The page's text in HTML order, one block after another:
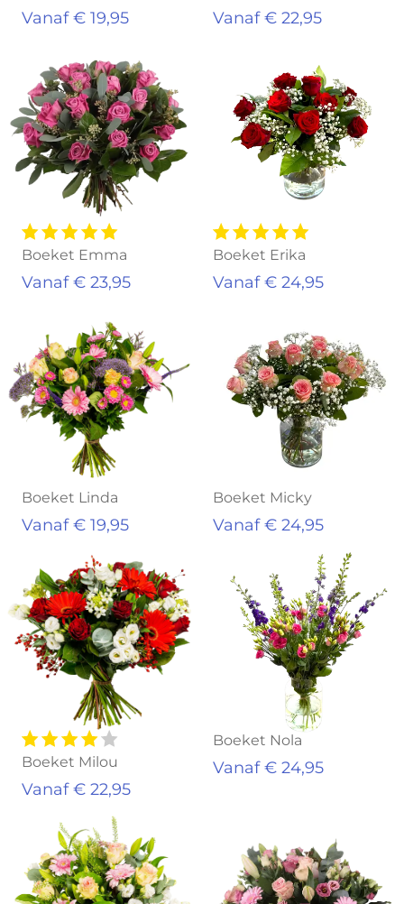
Vanaf € 19,95 Vanaf € 22,95
Boeket Emma
Vanaf € 23,95
Boeket Erika
Vanaf € 24,95
Boeket Linda
Vanaf € 19,95
Boeket Micky
Vanaf € 24,95
Boeket Milou
Vanaf € 22,95
Boeket Nola
Vanaf € 24,95